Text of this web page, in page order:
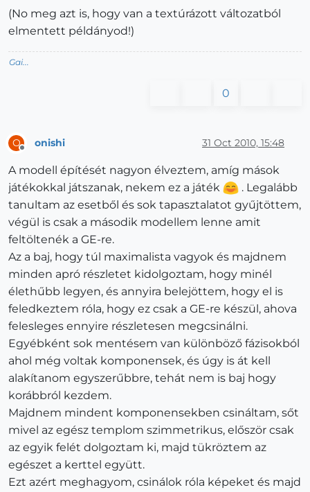
(No meg azt is, hogy van a textúrázott változatból
elmentett példányod!)
Gai...
0
O onishi 31 Oct 2010, 15:48
A modell építését nagyon élveztem, amíg mások
játékokkal játszanak, nekem ez a játék
. Legalább
tanultam az esetből és sok tapasztalatot gyűjtöttem,
végül is csak a második modellem lenne amit
feltöltenék a GE-re.
Az a baj, hogy túl maximalista vagyok és majdnem
minden apró részletet kidolgoztam, hogy minél
élethűbb legyen, és annyira belejöttem, hogy el is
feledkeztem róla, hogy ez csak a GE-re készül, ahova
felesleges ennyire részletesen megcsinálni.
Egyébként sok mentésem van különböző fázisokból
ahol még voltak komponensek, és úgy is át kell
alakítanom egyszerűbbre, tehát nem is baj hogy
korábbról kezdem.
Majdnem mindent komponensekben csináltam, sőt
mivel az egész templom szimmetrikus, először csak
az egyik felét dolgoztam ki, majd tükröztem az
egészet a kerttel együtt.
Ezt azért meghagyom, csinálok róla képeket és majd